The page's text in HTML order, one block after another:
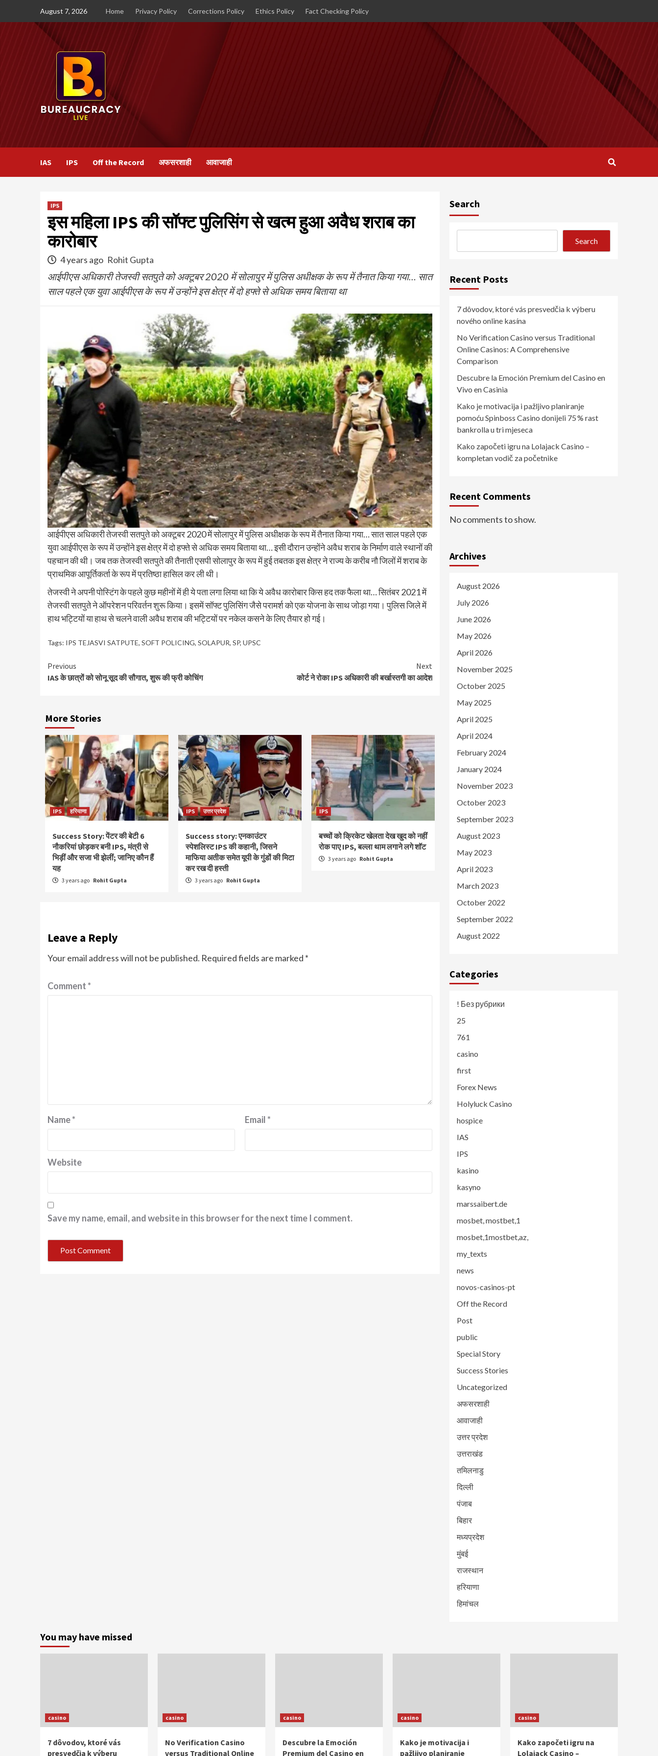
August 7, 2026 Home Privacy Policy Corrections Policy Ethics Policy Fact Checking Policy
IAS IPS Off the Record अफसरशाही आवाजाही
IPS
इस महिला IPS की सॉफ्ट पुलिसिंग से खत्म हुआ अवैध शराब का
कारोबार
4 years ago Rohit Gupta
आईपीएस अधिकारी तेजस्वी सतपुते को अक्टूबर 2020 में सोलापुर में पुलिस अधीक्षक के रूप में तैनात किया गया… सात
साल पहले एक युवा आईपीएस के रूप में उन्होंने इस क्षेत्र में दो हफ्ते से अधिक समय बिताया था
आईपीएस अधिकारी तेजस्वी सतपुते को अक्टूबर 2020 में सोलापुर में पुलिस अधीक्षक के रूप में तैनात किया गया… सात साल पहले एक
युवा आईपीएस के रूप में उन्होंने इस क्षेत्र में दो हफ्ते से अधिक समय बिताया था… इसी दौरान उन्होंने अवैध शराब के निर्माण वाले स्थानों की
पहचान की थी। जब तक तेजस्वी सतपुते की तैनाती एसपी सोलापुर के रूप में हुई तबतक इस क्षेत्र ने राज्य के करीब नौ जिलों में शराब के
प्राथमिक आपूर्तिकर्ता के रूप में प्रतिष्ठा हासिल कर ली थी।
तेजस्वी ने अपनी पोस्टिंग के पहले कुछ महीनों में ही ये पता लगा लिया था कि ये अवैध कारोबार किस हद तक फैला था… सितंबर 2021 में
तेजस्वी सतपुते ने ऑपरेशन परिवर्तन शुरू किया। इसमें सॉफ्ट पुलिसिंग जैसे परामर्श को एक योजना के साथ जोड़ा गया। पुलिस जिले में
हाथ भट्टियों या हाथ से चलने वाली अवैध शराब की भट्टियों पर नकेल कसने के लिए तैयार हो गई।
Tags: IPS TEJASVI SATPUTE, SOFT POLICING, SOLAPUR, SP, UPSC
Continue
Reading
Previous
IAS के छात्रों को सोनू सूद की सौगात, शुरू की फ्री कोचिंग
Next
कोर्ट ने रोका IPS अधिकारी की बर्खास्तगी का आदेश
More Stories
IPS हरियाणा
Success Story: पेंटर की बेटी 6
नौकरियां छोड़कर बनी IPS, मंत्री से
भिड़ीं और सजा भी झेलीं; जानिए कौन हैं
यह
3 years ago Rohit Gupta
IPS उत्तर प्रदेश
Success story: एनकाउंटर
स्‍पेशलिस्‍ट IPS की कहानी, जिसने
माफिया अतीक समेत यूपी के गुंडों की मिटा
कर रख दी हस्ती
3 years ago Rohit Gupta
IPS
बच्चों को क्रिकेट खेलता देख खुद को नहीं
रोक पाए IPS, बल्ला थाम लगाने लगे शॉट
3 years ago Rohit Gupta
Leave a Reply
Your email address will not be published. Required fields are marked *
Comment*
Name* Email*
Website
Save my name, email, and website in this browser for the next time I comment.
Search
Search
Recent Posts
7 dôvodov, ktoré vás presvedčia k výberu
nového online kasína
No Verification Casino versus Traditional
Online Casinos: A Comprehensive
Comparison
Descubre la Emoción Premium del Casino en
Vivo en Casinia
Kako je motivacija i pažljivo planiranje
pomoću Spinboss Casino donijeli 75 % rast
bankrolla u tri mjeseca
Kako započeti igru na Lolajack Casino –
kompletan vodič za početnike
Recent Comments
No comments to show.
Archives
August 2026
July 2026
June 2026
May 2026
April 2026
November 2025
October 2025
May 2025
April 2025
April 2024
February 2024
January 2024
November 2023
October 2023
September 2023
August 2023
May 2023
April 2023
March 2023
October 2022
September 2022
August 2022
Categories
! Без рубрики
25
761
casino
first
Forex News
Holyluck Casino
hospice
IAS
IPS
kasino
kasyno
marssaibert.de
mosbet, mostbet,1
mosbet,1mostbet,az,
my_texts
news
novos-casinos-pt
Off the Record
Post
public
Special Story
Success Stories
Uncategorized
अफसरशाही
आवाजाही
उत्तर प्रदेश
उत्तराखंड
तमिलनाडु
दिल्ली
पंजाब
बिहार
मध्यप्रदेश
मुंबई
राजस्थान
हरियाणा
हिमांचल
You may have missed
casino
7 dôvodov, ktoré vás
presvedčia k výberu
casino
No Verification Casino
versus Traditional Online
casino
Descubre la Emoción
Premium del Casino en
casino
Kako je motivacija i
pažljivo planiranje
casino
Kako započeti igru na
Lolajack Casino –